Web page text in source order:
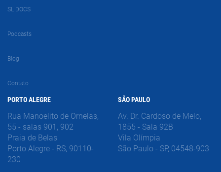
SL DOCS
Podcasts
Blog
Contato
PORTO ALEGRE
Rua Manoelito de Ornelas,
55 - salas 901, 902
Praia de Belas
Porto Alegre - RS, 90110-
230
SÃO PAULO
Av. Dr. Cardoso de Melo,
1855 - Sala 92B
Vila Olímpia
São Paulo - SP, 04548-903